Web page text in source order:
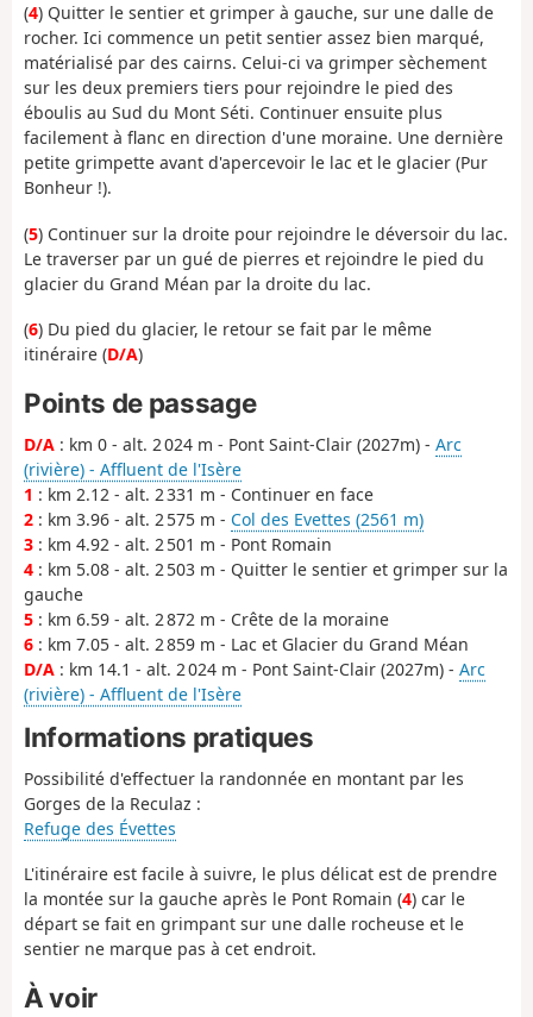
(4) Quitter le sentier et grimper à gauche, sur une dalle de
rocher. Ici commence un petit sentier assez bien marqué,
matérialisé par des cairns. Celui-ci va grimper sèchement
sur les deux premiers tiers pour rejoindre le pied des
éboulis au Sud du Mont Séti. Continuer ensuite plus
facilement à flanc en direction d'une moraine. Une dernière
petite grimpette avant d'apercevoir le lac et le glacier (Pur
Bonheur !).
(5) Continuer sur la droite pour rejoindre le déversoir du lac.
Le traverser par un gué de pierres et rejoindre le pied du
glacier du Grand Méan par la droite du lac.
(6) Du pied du glacier, le retour se fait par le même
itinéraire (D/A)
Points de passage
D/A : km 0 - alt. 2 024 m - Pont Saint-Clair (2027m) - Arc
(rivière) - Affluent de l'Isère
1 : km 2.12 - alt. 2 331 m - Continuer en face
2 : km 3.96 - alt. 2 575 m - Col des Evettes (2561 m)
3 : km 4.92 - alt. 2 501 m - Pont Romain
4 : km 5.08 - alt. 2 503 m - Quitter le sentier et grimper sur la
gauche
5 : km 6.59 - alt. 2 872 m - Crête de la moraine
6 : km 7.05 - alt. 2 859 m - Lac et Glacier du Grand Méan
D/A : km 14.1 - alt. 2 024 m - Pont Saint-Clair (2027m) - Arc
(rivière) - Affluent de l'Isère
Informations pratiques
Possibilité d'effectuer la randonnée en montant par les
Gorges de la Reculaz :
Refuge des Évettes
L'itinéraire est facile à suivre, le plus délicat est de prendre
la montée sur la gauche après le Pont Romain (4) car le
départ se fait en grimpant sur une dalle rocheuse et le
sentier ne marque pas à cet endroit.
À voir